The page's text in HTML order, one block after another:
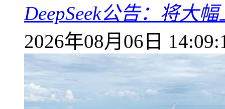
DeepSeek公告：将大
2026年08月06日